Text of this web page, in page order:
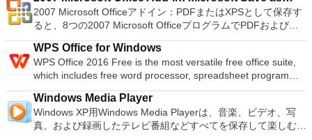
した。 高解像度グラフィックス：PCSX2を使用すると、
1080pまたは4K HDでゲームをプレイできます。 全体とし
ゲームを高い精度でエミュレートでき、Windowsとエミュレ
ーターを切り替えることができます。欠点は、高速ゲームに苦
労し、時々フリーズまたはクラッシュすることです。* PCSX2
を使用するには、コンソールから抽出できるPlaystation 2
BIOSが必要です。
gNewSense、Hiren&#39;s Boot CD、LiveXP、Knoppix、
Kubuntu、Linux Mint、NT Password Registry Editor、
OpenSUSE、Parted Magic、Slackware、Tails、Trinity
Rescue Kit、Ubuntu、Ultimate Boot CD、Windows XP（SP2
以降）、Windows Server 2003 R2、Windows Vista、
Windows 7、Windows 8。 *このリストは完全ではありませ
ア語、マレーシア語、セシュティナ、ダンスク、ドイツ語、英
語、スペイン語、フランス語、フルバツキー、イタリア語、ラ
トヴィエシュ、リエトゥビウ、マジャール、オランダ、ノルス
し、指示に従ってください。オプションで、Windowsでのリ
モート展開に使用可能なMSIがあります。デスクトッププラッ
トフォームにVNC Viewerをインストールする権限がない場合
は、スタンドアロンオプションを選択する必要があります。
主な機能は次のとおりです。 クラウドサービスを介してVNC
Connectを実行しているコンピューターに接続します。 Apple
Screen Sharing（ARD）などのサードパーティ製のVNC互換
ソフトウェアを実行しているコンピューターに直接接続しま
す。 各デバイスでVNC Viewerにサインインして、すべてのデ
バイス間の接続をバックアップおよび同期します。 仮想キー
ラウンドサウンドシステムの可能性を解き放ち、360°ビデオ
の増え続けるコレクションへのアクセスで仮想世界に没頭する
か、PCまたはラップトップでの比類のない再生サポートと独
自の強化により、どこにいても簡単にリラックスできます。
新機能は次のとおりです。 4K DHR向けに最適化 Ultra HD
Blu-ray、4K、HEVC / H.265およびHDR10コンテンツをサポー
ト全画面モードで21：9モニターで2.35：1の映画を見る常時
オンのミニビューでYouTubeライブを見る YouTubeおよび
Vimeoで4K HDRおよび360ビデオを再生 VRエクスペリエンス
の向上：Microsoft Mixed Realityヘッドセット、HTC、VIVE、
PDF or XPS
2007 Microsoft Officeアドイン：PDFまたはXPSとして保存す
ると、8つの2007 Microsoft OfficeプログラムでPDFおよび
XPS形式にエクスポートして保存できます。このツールを使用
すると、これらのプログラムのサブセットでPDF形式および
XPS形式の電子メール添付ファイルとして送信することもでき
ます（特定の機能はプログラムによって異なります）。 この
ダウンロードは、次のOfficeプログラムで動作します。
Microsoft Office Access 2007。 Microsoft Office Excel 2007。
Microsoft Office InfoPath 2007。 Microsoft Office OneNote
2007。 Microsoft Office PowerPoint 2007。 Microsoft Office
WPS Office for Windows
WPS Office 2016 Free is the most versatile free office suite,
which includes free word processor, spreadsheet program
and presentation maker. With these three programs you will
easily be able to deal with any office related tasks. WPS
Office 2016 Free has multiple language support for English,
French, German, Spanish, Portuguese,Russian and Polish
Windows Media Player
Windows XP用Windows Media Playerは、音楽、ビデオ、写
真、および録画したテレビ番組などすべてを保存して楽しむ最